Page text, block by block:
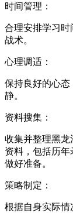
时间管理：
合理安排学习
战术。
心理调适：
保持良好的心
静。
资料搜集：
收集并整理黑龙
资料，包括历
做好准备。
策略制定：
根据自身实际情